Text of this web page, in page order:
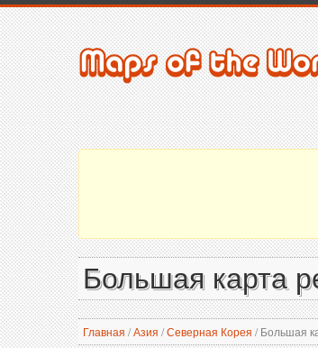
Большая карта
Главная /Азия /Северная Корея /Большая